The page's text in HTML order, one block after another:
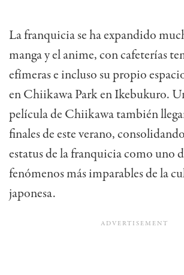
La franquicia se ha expandido
manga y el anime, con cafeterías
efímeras e incluso su propio
enChiikawa Parken Ikebukuro.
película de Chiikawatambién
finales de este verano,
estatus de la franquicia como uno
fenómenos más imparables de la
japonesa.